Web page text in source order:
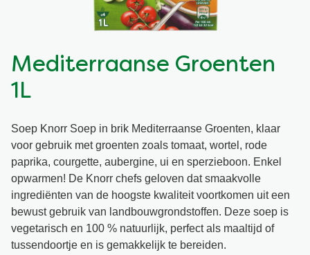
Ingrediënten
Gelegenheden
Groentewraps
Snackpots
Mediterraanse Groenten
1L
Soep Knorr Soep in brik Mediterraanse Groenten, klaar
voor gebruik met groenten zoals tomaat, wortel, rode
paprika, courgette, aubergine, ui en sperzieboon. Enkel
opwarmen! De Knorr chefs geloven dat smaakvolle
ingrediënten van de hoogste kwaliteit voortkomen uit een
bewust gebruik van landbouwgrondstoffen. Deze soep is
vegetarisch en 100 % natuurlijk, perfect als maaltijd of
tussendoortje en is gemakkelijk te bereiden.